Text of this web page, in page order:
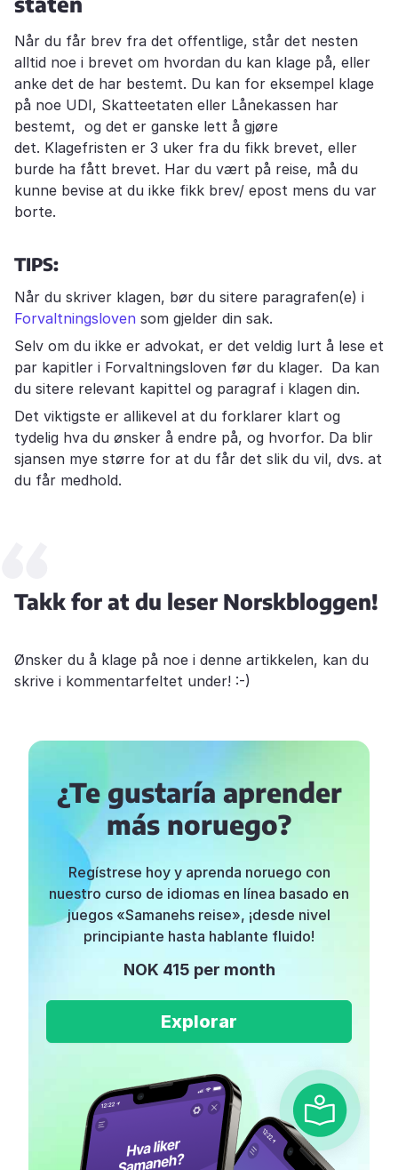
Når du får brev fra det offentlige, står det nesten
alltid noe i brevet om hvordan du kan klage på, eller
anke det de har bestemt. Du kan for eksempel klage
på noe UDI, Skatteetaten eller Lånekassen har
bestemt, og det er ganske lett å gjøre
det. Klagefristen er 3 uker fra du fikk brevet, eller
burde ha fått brevet. Har du vært på reise, må du
kunne bevise at du ikke fikk brev/ epost mens du var
borte.
TIPS:
Når du skriver klagen, bør du sitere paragrafen(e) i
Forvaltningsloven som gjelder din sak.
Selv om du ikke er advokat, er det veldig lurt å lese et
par kapitler i Forvaltningsloven før du klager. Da kan
du sitere relevant kapittel og paragraf i klagen din.
Det viktigste er allikevel at du forklarer klart og
tydelig hva du ønsker å endre på, og hvorfor. Da blir
sjansen mye større for at du får det slik du vil, dvs. at
du får medhold.
Takk for at du leser Norskbloggen!
Ønsker du å klage på noe i denne artikkelen, kan du
skrive i kommentarfeltet under! :-)
¿Te gustaría aprender
más noruego?
Regístrese hoy y aprenda noruego con
nuestro curso de idiomas en línea basado en
juegos «Samanehs reise», ¡desde nivel
principiante hasta hablante fluido!
NOK 415 per month
Explorar